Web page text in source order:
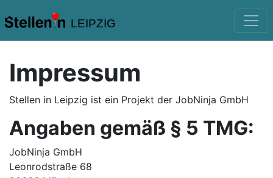
LEIPZIG
Impressum
Stellen in Leipzig ist ein Projekt der JobNinja GmbH
Angaben gemäß § 5 TMG:
JobNinja GmbH
Leonrodstraße 68